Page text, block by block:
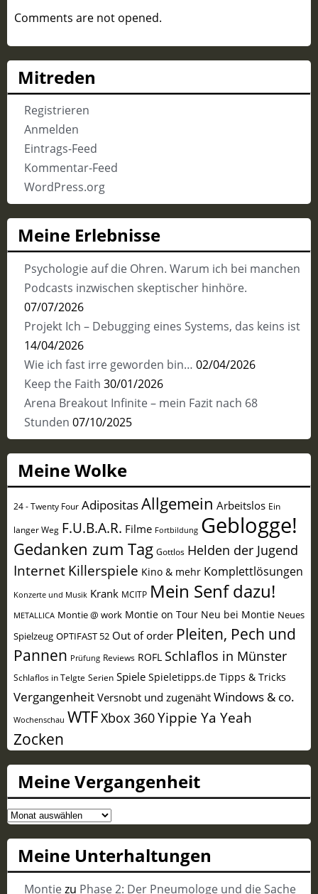
Comments are not opened.
Mitreden
Registrieren
Anmelden
Eintrags-Feed
Kommentar-Feed
WordPress.org
Meine Erlebnisse
Psychologie auf die Ohren. Warum ich bei manchen
Podcasts inzwischen skeptischer hinhöre.
07/07/2026
Projekt Ich – Debugging eines Systems, das keins ist
14/04/2026
Wie ich fast irre geworden bin… 02/04/2026
Keep the Faith 30/01/2026
Arena Breakout Infinite – mein Fazit nach 68
Stunden 07/10/2025
Meine Wolke
24 - Twenty Four AdipositasAllgemein Arbeitslos Ein
langer Weg F.U.B.A.R. Filme Fortbildung Geblogge!
Gedanken zum Tag Gottlos Helden der Jugend
Internet Killerspiele Kino & mehr Komplettlösungen
Konzerte und Musik Krank MCITP Mein Senf dazu!
METALLICA Montie @ work Montie on Tour Neu bei Montie Neues
Spielzeug OPTIFAST 52 Out of order Pleiten, Pech und
Pannen Prüfung Reviews ROFL Schlaflos in Münster
Schlaflos in Telgte Serien Spiele Spieletipps.de Tipps & Tricks
Vergangenheit Versnobt und zugenäht Windows & co.
Wochenschau WTFXbox 360Yippie Ya Yeah
Zocken
Meine Vergangenheit
Meine
Vergangenheit
Meine Unterhaltungen
Montiezu Phase 2: Der Pneumologe und die Sache